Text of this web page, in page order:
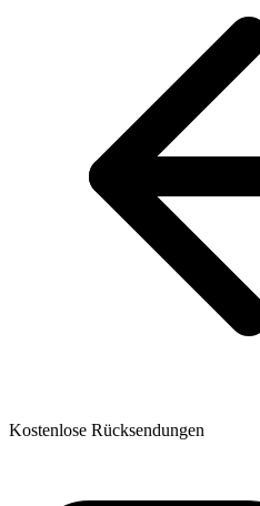
Kostenlose Rücksendungen